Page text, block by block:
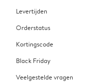
Levertijden
Orderstatus
Kortingscode
Black Friday
Veelgestelde vragen